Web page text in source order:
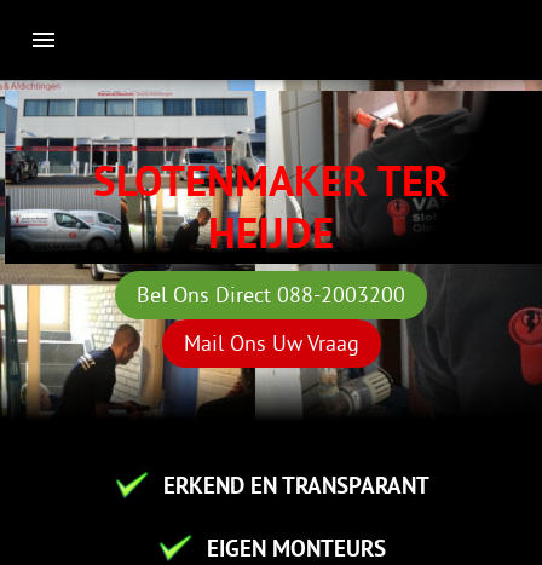
SLOTENMAKER TER
HEIJDE
Bel Ons Direct 088-2003200
Mail Ons Uw Vraag
ERKEND EN TRANSPARANT
EIGEN MONTEURS